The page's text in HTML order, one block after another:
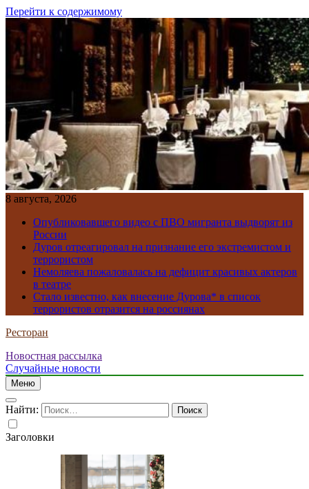
Перейти к содержимому
8 августа, 2026
Опубликовавшего видео с ПВО мигранта выдворят из
России
Дуров отреагировал на признание его экстремистом и
террористом
Немоляева пожаловалась на дефицит красивых актеров
в театре
Стало известно, как внесение Дурова* в список
террористов отразится на россиянах
Ресторан
Новостная рассылка
Случайные новости
Меню
Найти:
Заголовки